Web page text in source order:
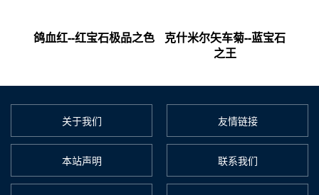
鸽血红--红宝石极品之色
克什米尔矢车菊--蓝宝石
之王
关于我们 友情链接
本站声明 联系我们